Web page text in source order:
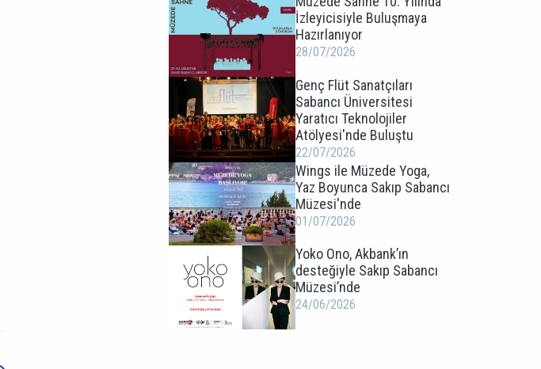
İzleyicisiyle Buluşmaya
Hazırlanıyor
28/07/2026
Genç Flüt Sanatçıları
Sabancı Üniversitesi
Yaratıcı Teknolojiler
Atölyesi'nde Buluştu
22/07/2026
Wings ile Müzede Yoga,
Yaz Boyunca Sakıp Sabancı
Müzesi'nde
01/07/2026
Yoko Ono, Akbank’ın
desteğiyle Sakıp Sabancı
Müzesi’nde
24/06/2026